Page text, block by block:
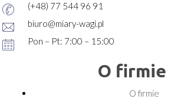
(+48) 77 544 96 91
biuro@miary-wagi.pl
Pon – Pt: 7:00 – 15:00
O firmie
O firmie